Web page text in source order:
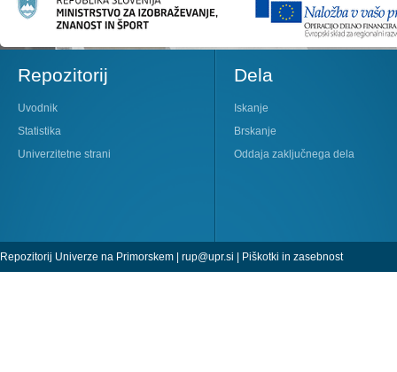
Repozitorij
Uvodnik
Statistika
Univerzitetne strani
Dela
Iskanje
Brskanje
Oddaja zaključnega dela
Repozitorij Univerze na Primorskem | rup@upr.si | Piškotki in zasebnost